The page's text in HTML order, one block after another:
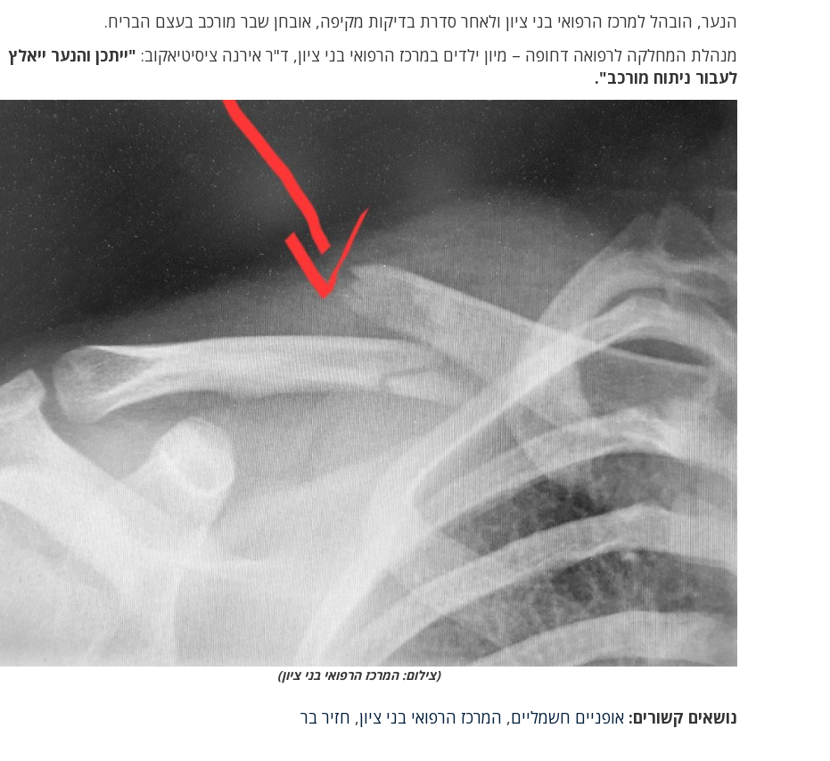
הנער, הובהל למרכז הרפואי בני ציון ולאחר סדרת בדיקות מקיפה, אובחן שבר מורכב בעצם הבריח.
מנהלת המחלקה לרפואה דחופה – מיון ילדים במרכז הרפואי בני ציון, ד"ר אירנה ציסיטיאקוב: "ייתכן והנער ייאלץ
לעבור ניתוח מורכב".
(צילום: המרכז הרפואי בני ציון)
נושאים קשורים:אופניים חשמליים, המרכז הרפואי בני ציון, חזיר בר